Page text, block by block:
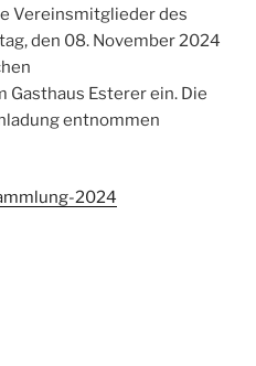
Vereinsmitglieder des
den 08. November 2024
Esterer ein. Die
entnommen
2024